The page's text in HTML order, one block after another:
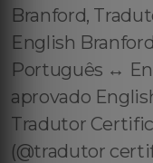
Branford,
English
Português ↔️
aprovado
Tradutor
(@tradutor